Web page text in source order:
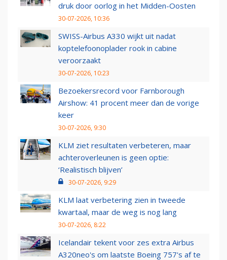
druk door oorlog in het Midden-Oosten
30-07-2026, 10:36
SWISS-Airbus A330 wijkt uit nadat
koptelefoonoplader rook in cabine
veroorzaakt
30-07-2026, 10:23
Bezoekersrecord voor Farnborough
Airshow: 41 procent meer dan de vorige
keer
30-07-2026, 9:30
KLM ziet resultaten verbeteren, maar
achteroverleunen is geen optie:
‘Realistisch blijven’
30-07-2026, 9:29
KLM laat verbetering zien in tweede
kwartaal, maar de weg is nog lang
30-07-2026, 8:22
Icelandair tekent voor zes extra Airbus
A320neo's om laatste Boeing 757's af te